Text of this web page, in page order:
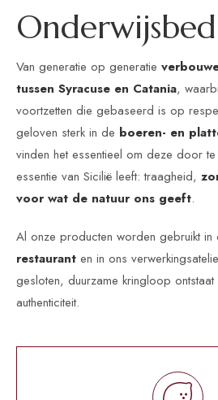
Onderwijsbed
Van generatie op generatie
tussen Syracuse en Catania,
voortzetten die gebaseerd is op
geloven sterk in de boeren- en
vinden het essentieel om deze door
essentie van Sicilië leeft: traagheid,
voor wat de natuur ons geeft.
Al onze producten worden gebruikt in
restaurant en in ons
gesloten, duurzame kringloop ontstaat
authenticiteit.